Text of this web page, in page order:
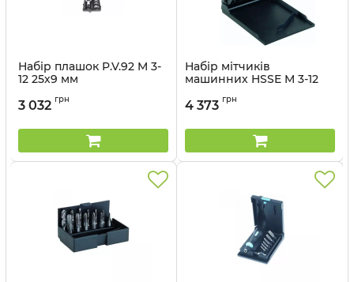
Набір плашок P.V.92 M 3-
12 25х9 мм
3 032 грн
Набір мітчиків
машинних HSSE M 3-12
4 373 грн